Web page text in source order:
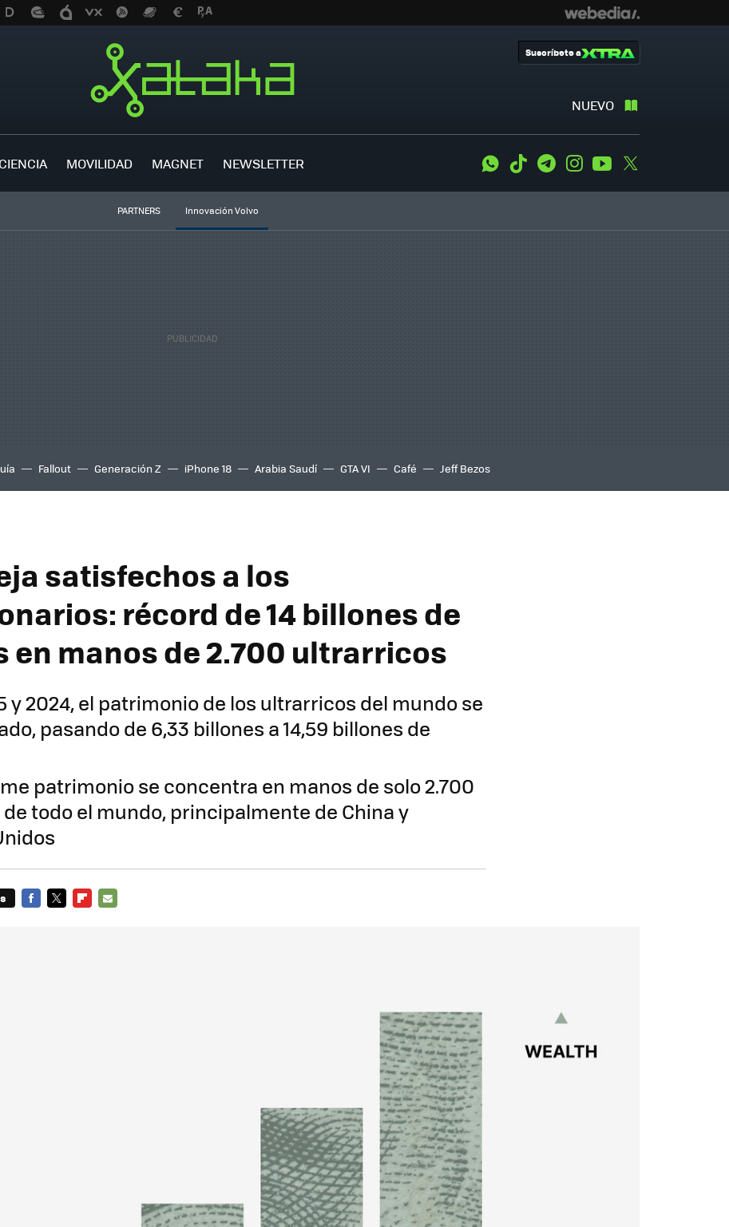
NUEVO
Suscríbete a
CIENCIA MOVILIDAD MAGNET NEWSLETTER WhatsApp
Tiktok TelegramInstagramYoutube
PARTNERS Innovación Volvo
Fallout Generación Z iPhone 18 Arabia Saudí GTA VI Café Jeff Bezos
satisfechos a los
récord de 14 billones de
en manos de 2.700 ultrarricos
y 2024, el patrimonio de los ultrarricos del mundo se
pasando de 6,33 billones a 14,59 billones de
patrimonio se concentra en manos de solo 2.700
todo el mundo, principalmente de China y